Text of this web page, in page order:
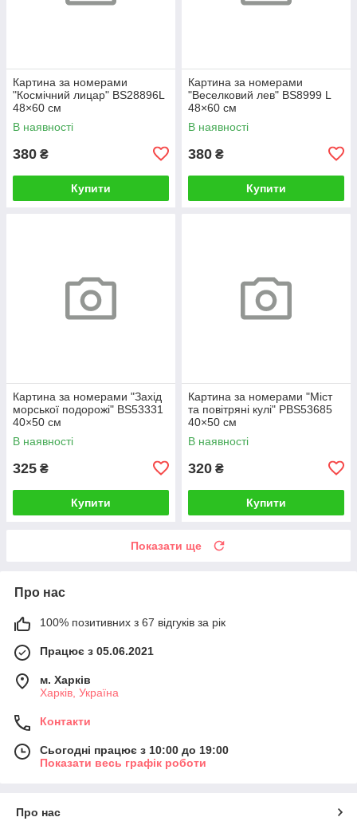
Картина за номерами
"Космічний лицар" BS28896L
48×60 см
В наявності
380 ₴
Купити
Картина за номерами
"Веселковий лев" BS8999 L
48×60 см
В наявності
380 ₴
Купити
Картина за номерами "Захід
морської подорожі" BS53331
40×50 см
В наявності
325 ₴
Купити
Картина за номерами "Міст
та повітряні кулі" PBS53685
40×50 см
В наявності
320 ₴
Купити
Показати ще
Про нас
100% позитивних з 67 відгуків за рік
Працює з 05.06.2021
м. Харків
Харків, Україна
Контакти
Сьогодні працює з 10:00 до 19:00
Показати весь графік роботи
Про нас